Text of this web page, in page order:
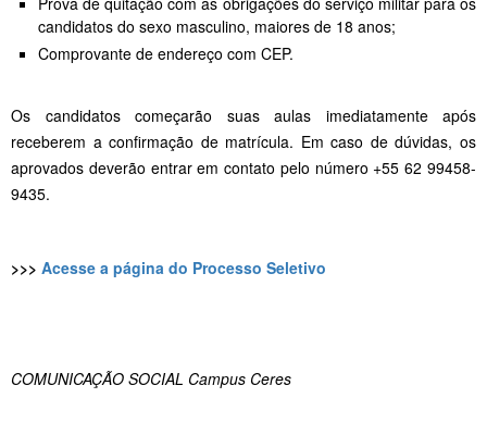
candidatos do sexo masculino, maiores de 18 anos;
Comprovante de endereço com CEP.
Os candidatos começarão suas aulas imediatamente após
receberem a confirmação de matrícula. Em caso de dúvidas, os
aprovados deverão entrar em contato pelo número +55 62 99458-
9435.
>>> Acesse a página do Processo Seletivo
COMUNICAÇÃO SOCIAL Campus Ceres